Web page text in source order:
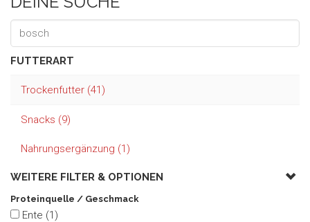
FUTTERART
Trockenfutter (41)
Snacks (9)
Nahrungsergänzung (1)
WEITERE FILTER & OPTIONEN
Proteinquelle / Geschmack
Ente (1)